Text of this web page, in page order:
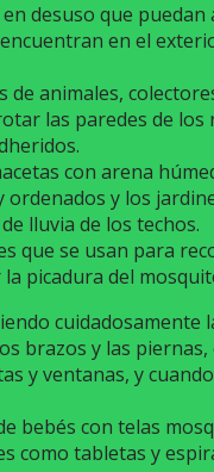
desuso que
en el
de animales,
las paredes de
con arena
y los
lluvia de los techos.
que se usan para
picadura del
cuidadosamente
brazos y las
y ventanas, y
bebés con telas
como tabletas y